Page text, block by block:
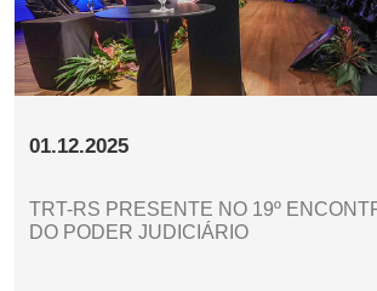
01.12.2025
TRT-RS PRESENTE NO 19º
DO PODER JUDICIÁRIO